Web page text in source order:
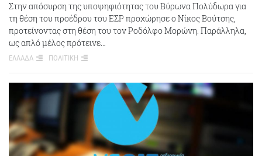
Στην απόσυρση της υποψηφιότητας του Βύρωνα Πολύδωρα για
τη θέση του προέδρου του ΕΣΡ προχώρησε ο Νίκος Βούτσης,
προτείνοντας στη θέση του τον Ροδόλφο Μορώνη. Παράλληλα,
ως απλό μέλος πρότεινε…
ΕΛΛΑΔΑ ΠΟΛΙΤΙΚΗ